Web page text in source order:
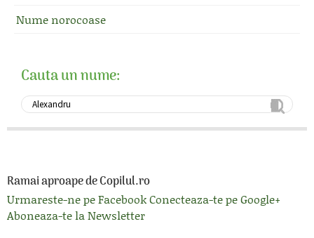
Nume norocoase
Cauta un nume:
Ramai aproape de Copilul.ro
Urmareste-ne pe FacebookConecteaza-te pe Google+
Aboneaza-te la Newsletter